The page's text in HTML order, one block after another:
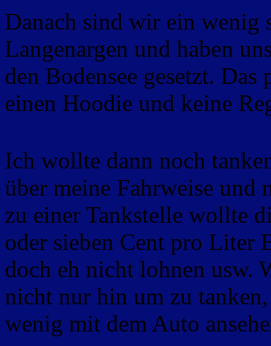
Danach sind wir ein wenig
Langenargen und haben
den Bodensee gesetzt. Das
einen Hoodie und keine
Ich wollte dann noch
über meine Fahrweise und
zu einer Tankstelle wollte
oder sieben Cent pro Liter
doch eh nicht lohnen usw.
nicht nur hin um zu
wenig mit dem Auto